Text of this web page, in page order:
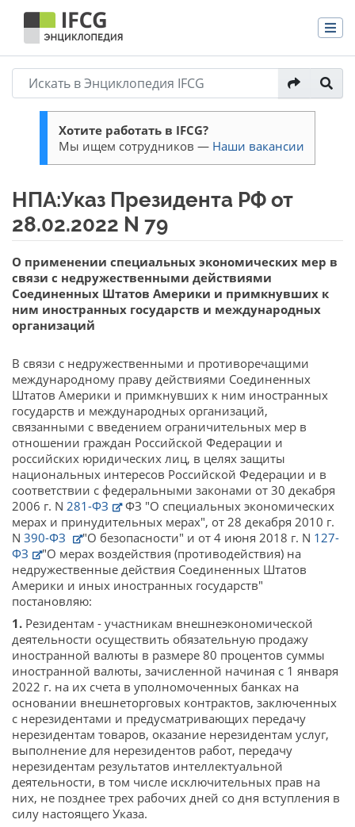
Хотите работать в IFCG?
Мы ищем сотрудников — Наши вакансии
НПА:Указ Президента РФ от
28.02.2022 N 79
Перейти к:навигация,поиск
О применении специальных экономических мер в
связи с недружественными действиями
Соединенных Штатов Америки и примкнувших к
ним иностранных государств и международных
организаций
В связи с недружественными и противоречащими
международному праву действиями Соединенных
Штатов Америки и примкнувших к ним иностранных
государств и международных организаций,
связанными с введением ограничительных мер в
отношении граждан Российской Федерации и
российских юридических лиц, в целях защиты
национальных интересов Российской Федерации и в
соответствии с федеральными законами от 30 декабря
2006 г. N 281-ФЗ
ФЗ "О специальных экономических
мерах и принудительных мерах", от 28 декабря 2010 г.
N 390-ФЗ "О безопасности" и от 4 июня 2018 г. N 127-
ФЗ
"О мерах воздействия (противодействия) на
недружественные действия Соединенных Штатов
Америки и иных иностранных государств"
постановляю:
1. Резидентам - участникам внешнеэкономической
деятельности осуществить обязательную продажу
иностранной валюты в размере 80 процентов суммы
иностранной валюты, зачисленной начиная с 1 января
2022 г. на их счета в уполномоченных банках на
основании внешнеторговых контрактов, заключенных
с нерезидентами и предусматривающих передачу
нерезидентам товаров, оказание нерезидентам услуг,
выполнение для нерезидентов работ, передачу
нерезидентам результатов интеллектуальной
деятельности, в том числе исключительных прав на
них, не позднее трех рабочих дней со дня вступления в
силу настоящего Указа.